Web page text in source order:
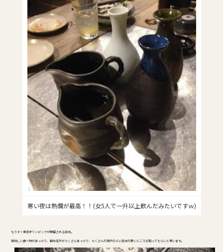
寒い夜は熱燗が最高！！(女5人で一升以上飲んだみたいですｗ)
もうすぐ東京オリンピックが開催される日本。
美味しい食べ物があったり、観光名所がたくさんあったり、たくさんの海外の人に日本の良いところを知ってもらいと思います。